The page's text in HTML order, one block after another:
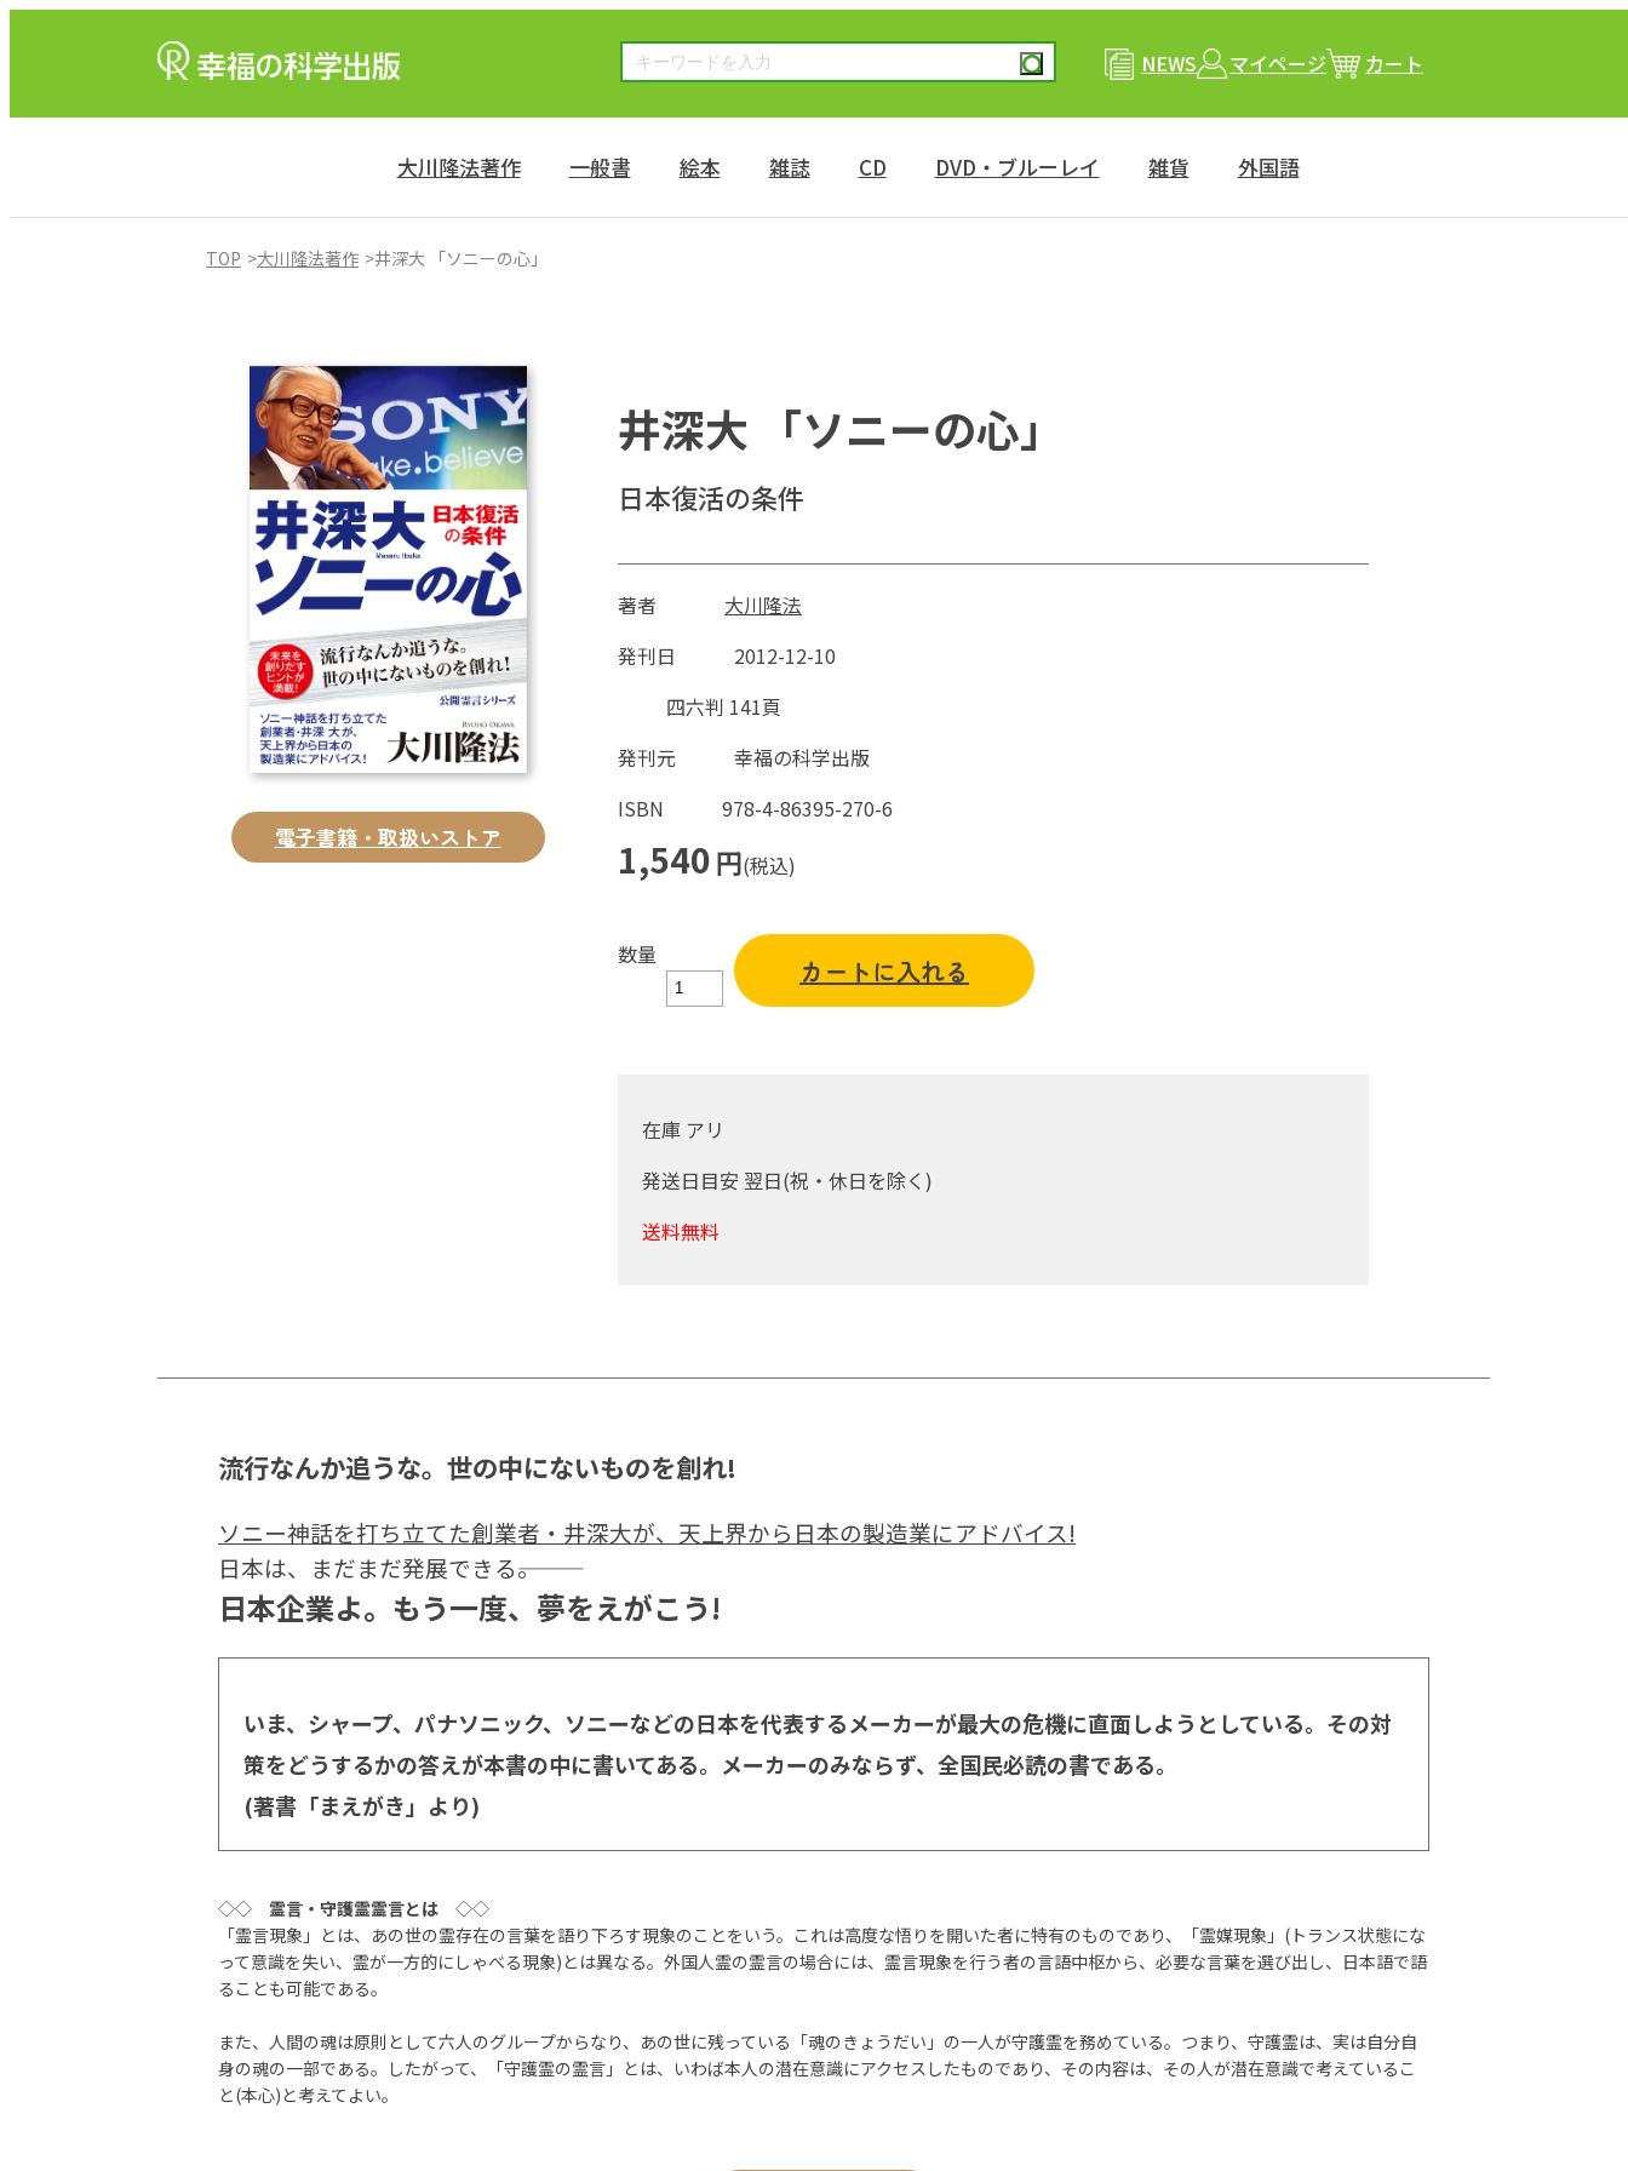
NEWS マイページ カート
大川隆法著作 一般書 絵本 雑誌 CD DVD・ブルーレイ 雑貨 外国語
TOP 大川隆法著作 井深大 「ソニーの心」
電子書籍・取扱いストア
井深大 「ソニーの心」
日本復活の条件
著者
大川隆法
発刊日
2012-12-10
四六判 141頁
発刊元
幸福の科学出版
ISBN
978-4-86395-270-6
1,540円(税込)
数量
カートに入れる
在庫 アリ
発送日目安 翌日(祝・休日を除く)
送料無料
流行なんか追うな。世の中にないものを創れ!
ソニー神話を打ち立てた創業者・井深大が、天上界から日本の製造業にアドバイス!
日本は、まだまだ発展できる―――。
日本企業よ。もう一度、夢をえがこう!
いま、シャープ、パナソニック、ソニーなどの日本を代表するメーカーが最大の危機に直面しようとしている。その対
策をどうするかの答えが本書の中に書いてある。メーカーのみならず、全国民必読の書である。
(著書「まえがき」より)
◇◇ 霊言・守護霊霊言とは ◇◇
「霊言現象」とは、あの世の霊存在の言葉を語り下ろす現象のことをいう。これは高度な悟りを開いた者に特有のものであり、「霊媒現象」(トランス状態にな
って意識を失い、霊が一方的にしゃべる現象)とは異なる。外国人霊の霊言の場合には、霊言現象を行う者の言語中枢から、必要な言葉を選び出し、日本語で語
ることも可能である。
また、人間の魂は原則として六人のグループからなり、あの世に残っている「魂のきょうだい」の一人が守護霊を務めている。つまり、守護霊は、実は自分自
身の魂の一部である。したがって、「守護霊の霊言」とは、いわば本人の潜在意識にアクセスしたものであり、その内容は、その人が潜在意識で考えているこ
と(本心)と考えてよい。